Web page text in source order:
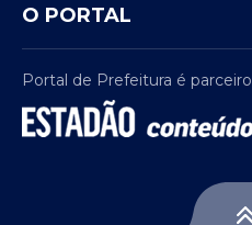
O PORTAL
Portal de Prefeitura é parceiro